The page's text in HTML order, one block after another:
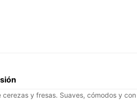
y fresas. Suaves, cómodos y